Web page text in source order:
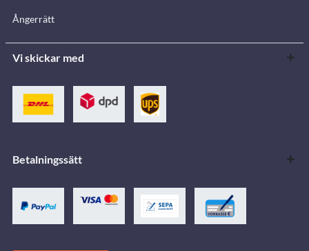
Ångerrätt
Vi skickar med
Betalningssätt